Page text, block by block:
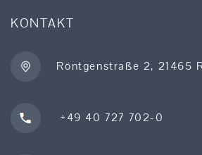
KONTAKT
Röntgenstraße 2, 21465
+49 40 727 702-0